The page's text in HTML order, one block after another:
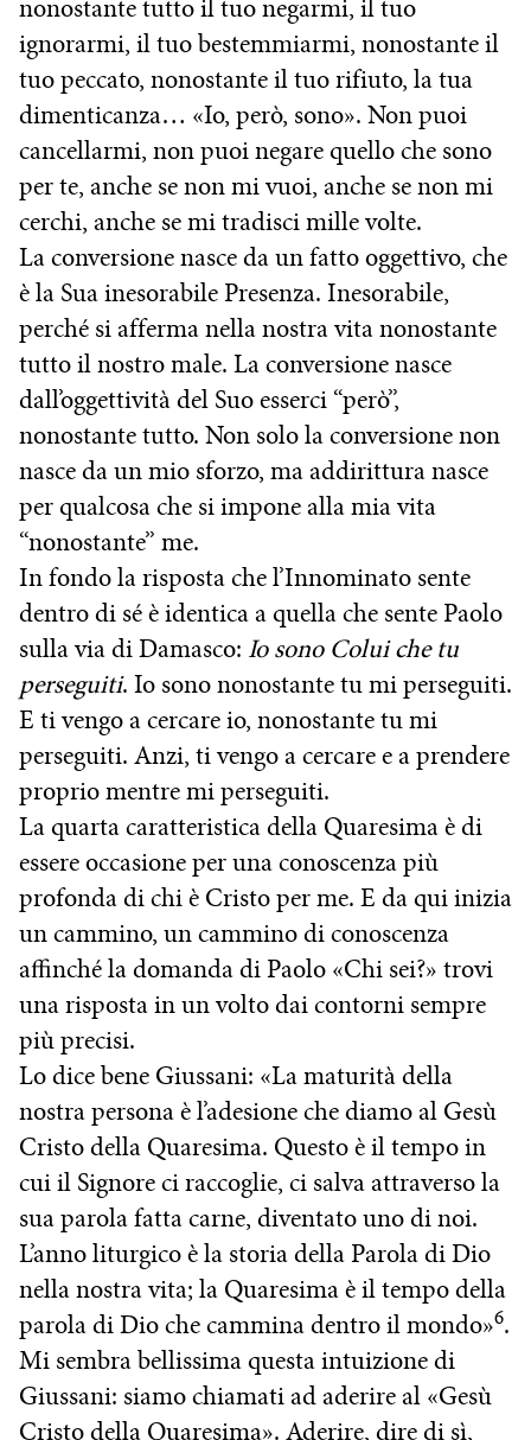
nonostante tutto il tuo negarmi, il tuo
ignorarmi, il tuo bestemmiarmi, nonostante il
tuo peccato, nonostante il tuo rifiuto, la tua
dimenticanza… «Io, però, sono». Non puoi
cancellarmi, non puoi negare quello che sono
per te, anche se non mi vuoi, anche se non mi
cerchi, anche se mi tradisci mille volte.
La conversione nasce da un fatto oggettivo, che
è la Sua inesorabile Presenza. Inesorabile,
perché si afferma nella nostra vita nonostante
tutto il nostro male. La conversione nasce
dall’oggettività del Suo esserci “però”,
nonostante tutto. Non solo la conversione non
nasce da un mio sforzo, ma addirittura nasce
per qualcosa che si impone alla mia vita
“nonostante” me.
In fondo la risposta che l’Innominato sente
dentro di sé è identica a quella che sente Paolo
sulla via di Damasco: Io sono Colui che tu
perseguiti. Io sono nonostante tu mi perseguiti.
E ti vengo a cercare io, nonostante tu mi
perseguiti. Anzi, ti vengo a cercare e a prendere
proprio mentre mi perseguiti.
La quarta caratteristica della Quaresima è di
essere occasione per una conoscenza più
profonda di chi è Cristo per me. E da qui inizia
un cammino, un cammino di conoscenza
affinché la domanda di Paolo «Chi sei?» trovi
una risposta in un volto dai contorni sempre
più precisi.
Lo dice bene Giussani: «La maturità della
nostra persona è l’adesione che diamo al Gesù
Cristo della Quaresima. Questo è il tempo in
cui il Signore ci raccoglie, ci salva attraverso la
sua parola fatta carne, diventato uno di noi.
L’anno liturgico è la storia della Parola di Dio
nella nostra vita; la Quaresima è il tempo della
parola di Dio che cammina dentro il mondo»6.
Mi sembra bellissima questa intuizione di
Giussani: siamo chiamati ad aderire al «Gesù
Cristo della Quaresima». Aderire, dire di sì,